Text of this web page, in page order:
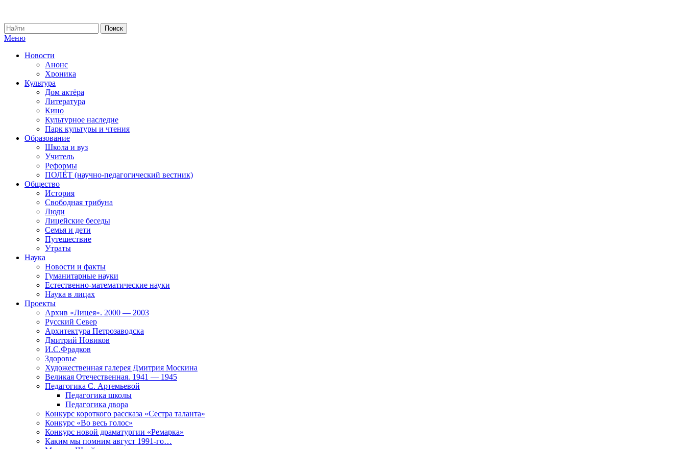
Меню
Новости
Анонс
Хроника
Культура
Дом актёра
Литература
Кино
Культурное наследие
Парк культуры и чтения
Образование
Школа и вуз
Учитель
Реформы
ПОЛЁТ (научно-педагогический вестник)
Общество
История
Свободная трибуна
Люди
Лицейские беседы
Семья и дети
Путешествие
Утраты
Наука
Новости и факты
Гуманитарные науки
Естественно-математические науки
Наука в лицах
Проекты
Архив «Лицея». 2000 — 2003
Русский Север
Архитектура Петрозаводска
Дмитрий Новиков
И.С.Фрадков
Здоровье
Художественная галерея Дмитрия Москина
Великая Отечественная. 1941 — 1945
Педагогика С. Артемьевой
Педагогика школы
Педагогика двора
Конкурс короткого рассказа «Сестра таланта»
Конкурс «Во весь голос»
Конкурс новой драматургии «Ремарка»
Каким мы помним август 1991-го…